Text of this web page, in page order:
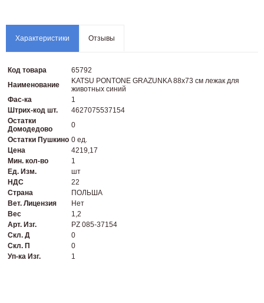
Характеристики Отзывы
Код товара
65792
Наименование
KATSU PONTONE GRAZUNKA 88х73 см лежак для
животных синий
Фас-ка
1
Штрих-код шт.
4627075537154
Остатки
Домодедово
0
Остатки Пушкино 0 ед.
Цена
4219,17
Мин. кол-во
1
Ед. Изм.
шт
НДС
22
Страна
ПОЛЬША
Вет. Лицензия
Нет
Вес
1,2
Арт. Изг.
PZ 085-37154
Скл. Д
0
Скл. П
0
Уп-ка Изг.
1